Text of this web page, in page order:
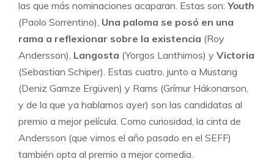
las que más nominaciones acaparan. Estas son: Youth
(Paolo Sorrentino), Una paloma se posó en una
rama a reflexionar sobre la existencia (Roy
Andersson), Langosta (Yorgos Lanthimos) y Victoria
(Sebastian Schiper). Estas cuatro, junto a Mustang
(Deniz Gamze Ergüven) y Rams (Grímur Hákonarson,
y de la que ya hablamos ayer) son las candidatas al
premio a mejor película. Como curiosidad, la cinta de
Andersson (que vimos el año pasado en el SEFF)
también opta al premio a mejor comedia.